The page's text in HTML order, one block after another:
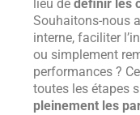
lieu dedéfinir les
Souhaitons-nous
interne, faciliter
ou simplement
performances ?
toutes les étapes
pleinement les